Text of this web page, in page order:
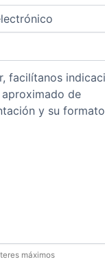
máximos